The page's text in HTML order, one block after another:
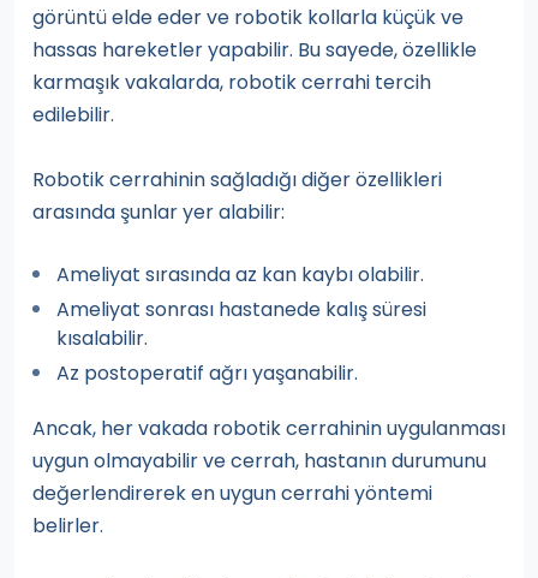
görüntü elde eder ve robotik kollarla küçük ve
hassas hareketler yapabilir. Bu sayede, özellikle
karmaşık vakalarda, robotik cerrahi tercih
edilebilir.
Robotik cerrahinin sağladığı diğer özellikleri
arasında şunlar yer alabilir:
Ameliyat sırasında az kan kaybı olabilir.
Ameliyat sonrası hastanede kalış süresi
kısalabilir.
Az postoperatif ağrı yaşanabilir.
Ancak, her vakada robotik cerrahinin uygulanması
uygun olmayabilir ve cerrah, hastanın durumunu
değerlendirerek en uygun cerrahi yöntemi
belirler.